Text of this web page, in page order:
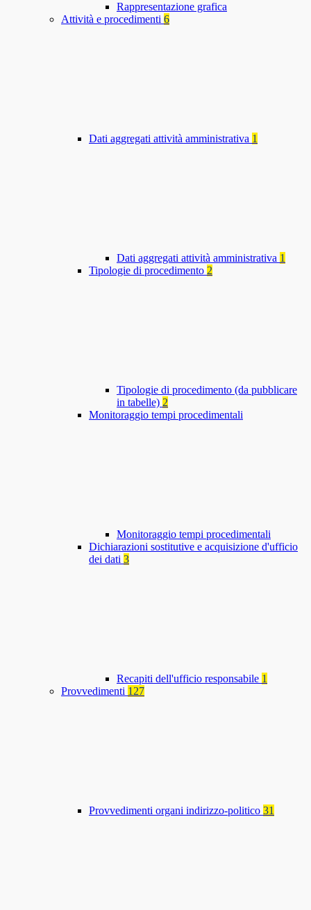
Rappresentazione grafica
Attività e procedimenti 6
Dati aggregati attività amministrativa 1
Dati aggregati attività amministrativa 1
Tipologie di procedimento 2
Tipologie di procedimento (da pubblicare
in tabelle) 2
Monitoraggio tempi procedimentali
Monitoraggio tempi procedimentali
Dichiarazioni sostitutive e acquisizione d'ufficio
dei dati 3
Recapiti dell'ufficio responsabile 1
Provvedimenti 127
Provvedimenti organi indirizzo-politico 31